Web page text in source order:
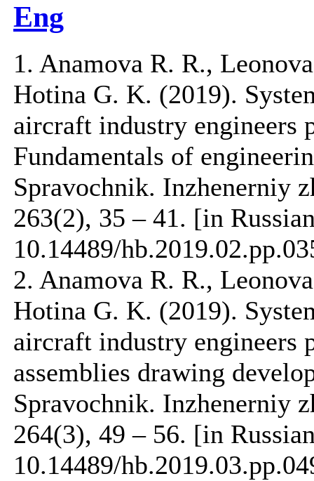
Eng
1. Anamova R. R.,
Hotina G. K. (2019).
aircraft industry engineers
Fundamentals of
Spravochnik. Inzhenerniy
263(2), 35 – 41. [in
10.14489/
2. Anamova R. R.,
Hotina G. K. (2019).
aircraft industry engineers
assemblies drawing
Spravochnik. Inzhenerniy
264(3), 49 – 56. [in
10.14489/